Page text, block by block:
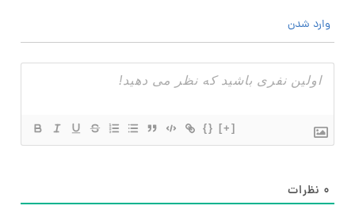
وارد شدن
{} [+]
۰ نظرات